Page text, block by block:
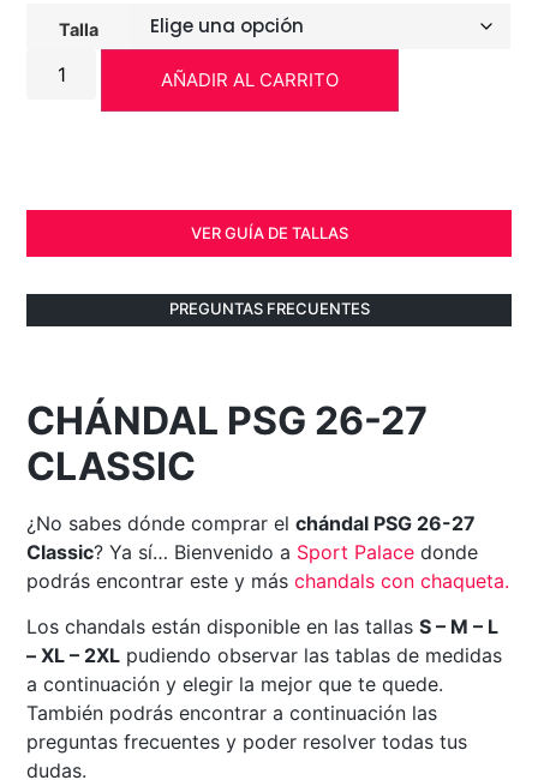
Talla
AÑADIR AL CARRITO
VER GUÍA DE TALLAS
PREGUNTAS FRECUENTES
CHÁNDAL PSG 26-27
CLASSIC
¿No sabes dónde comprar elchándal PSG 26-27
Classic? Ya sí… Bienvenido a Sport Palace donde
podrás encontrar este y máschandals con chaqueta.
Los chandals están disponible en las tallasS – M – L
– XL – 2XL pudiendo observar las tablas de medidas
a continuación y elegir la mejor que te quede.
También podrás encontrar a continuación las
preguntas frecuentes y poder resolver todas tus
dudas.